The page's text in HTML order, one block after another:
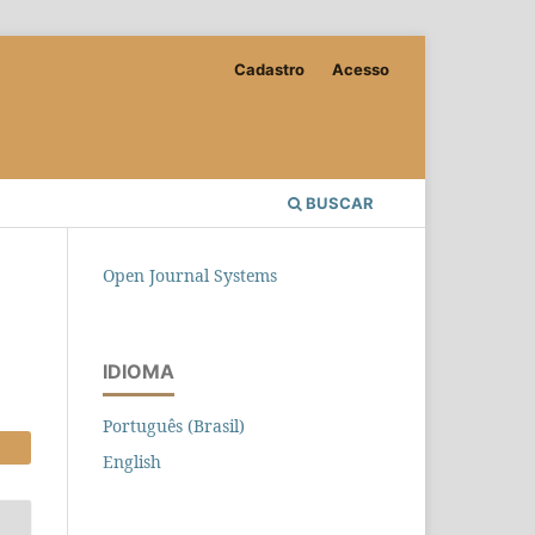
BUSCAR
Cadastro Acesso
Open Journal Systems
IDIOMA
Português (Brasil)
English